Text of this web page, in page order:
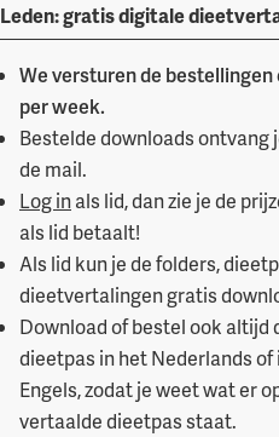
Leden: gratis digitale
We versturen de bestellingen
per week.
Bestelde downloads ontvang
de mail.
Log inals lid, dan zie je de
als lid betaalt!
Als lid kun je de folders,
dieetvertalingen gratis
Download of bestel ook altijd
dieetpas in het Nederlands of
Engels, zodat je weet wat er
vertaalde dieetpas staat.